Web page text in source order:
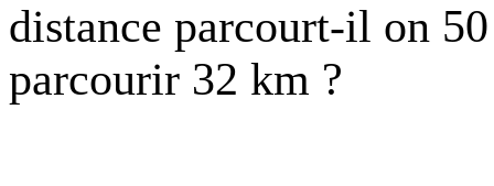
distance parcourt-il on
parcourir 32 km ?